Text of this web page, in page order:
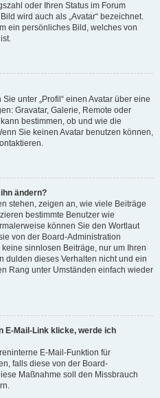
oder Ihren Status im Forum
wird auch als „Avatar“ bezeichnet.
ein persönliches Bild, welches von
unter „Profil“ einen Avatar über eine
Gravatar, Galerie, Remote oder
bestimmen, ob und wie die
Sie keinen Avatar benutzen können,
ändern?
stehen, zeigen an, wie viele Beiträge
bestimmte Benutzer wie
können Sie den Wortlaut
von der Board-Administration
sinnlosen Beiträge, nur um Ihren
dulden dieses Verhalten nicht und ein
Rang unter Umständen einfach wieder
E-Mail-Link klicke, werde ich
E-Mail-Funktion für
falls diese von der Board-
Maßnahme soll den Missbrauch